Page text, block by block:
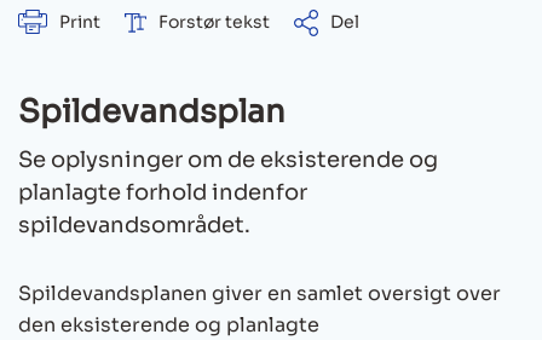
Print
Forstør tekst Del
Spildevandsplan
Se oplysninger om de eksisterende og
planlagte forhold indenfor
spildevandsområdet.
Spildevandsplanen giver en samlet oversigt over
den eksisterende og planlagte